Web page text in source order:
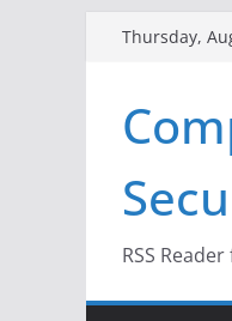
Thursday,
RSS